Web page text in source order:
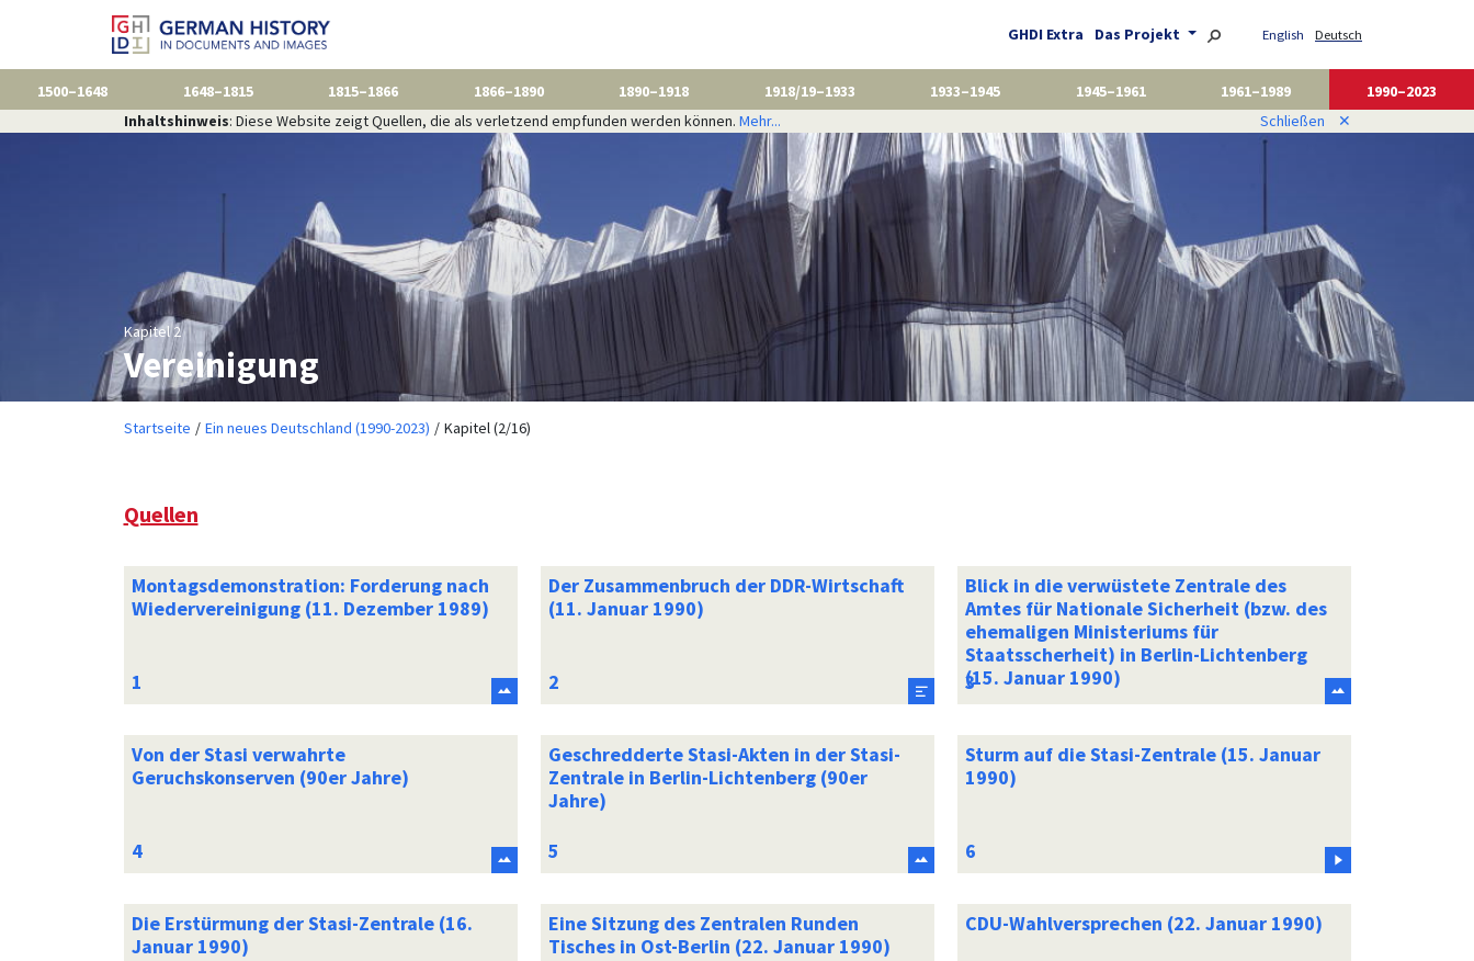
GHDI Extra Das Projekt English Deutsch
1500–1648 1648–1815 1815–1866 1866–1890 1890–1918 1918/19–1933 1933–1945 1945–1961 1961–1989
1990–2023
Inhaltshinweis: Diese Website zeigt Quellen, die als verletzend empfunden werden können. Mehr... Schließen ✕
Kapitel 2
Vereinigung
Startseite Ein neues Deutschland (1990-2023) Kapitel (2/16)
Quellen
Montagsdemonstration: Forderung nach
Wiedervereinigung (11. Dezember 1989)
Der Zusammenbruch der DDR-Wirtschaft
(11. Januar 1990)
Blick in die verwüstete Zentrale des
Amtes für Nationale Sicherheit (bzw. des
ehemaligen Ministeriums für
Staatsscherheit) in Berlin-Lichtenberg
(15. Januar 1990)
Von der Stasi verwahrte
Geruchskonserven (90er Jahre)
Geschredderte Stasi-Akten in der Stasi-
Zentrale in Berlin-Lichtenberg (90er
Jahre)
Sturm auf die Stasi-Zentrale (15. Januar
1990)
Die Erstürmung der Stasi-Zentrale (16.
Januar 1990)
Eine Sitzung des Zentralen Runden
Tisches in Ost-Berlin (22. Januar 1990)
CDU-Wahlversprechen (22. Januar 1990)